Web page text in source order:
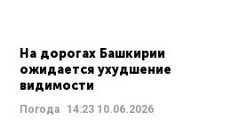
На дорогах Башкирии
ожидается ухудшение
видимости
Погода 14:23 10.06.2026